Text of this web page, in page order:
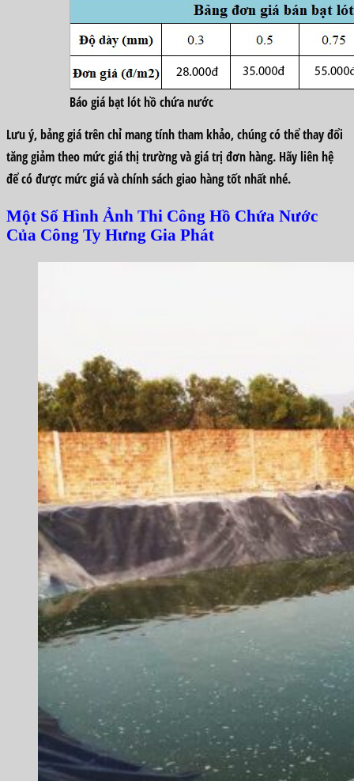
Báo giá bạt lót hồ chứa nước
Lưu ý, bảng giá trên chỉ mang tính tham khảo, chúng có thể thay đổi
tăng giảm theo mức giá thị trường và giá trị đơn hàng. Hãy liên hệ
để có được mức giá và chính sách giao hàng tốt nhất nhé.
Một Số Hình Ảnh Thi Công Hồ Chứa Nước
Của Công Ty Hưng Gia Phát